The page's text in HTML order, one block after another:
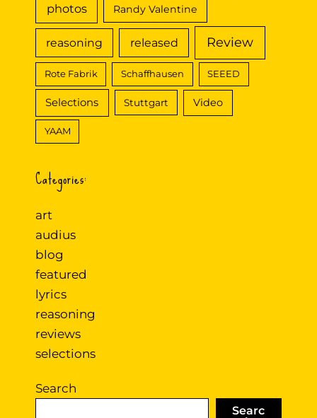
photos Randy Valentine
reasoning released Review
Rote Fabrik Schaffhausen SEEED
Selections Stuttgart Video
YAAM
Categories:
art
audius
blog
featured
lyrics
reasoning
reviews
selections
Search
Searc